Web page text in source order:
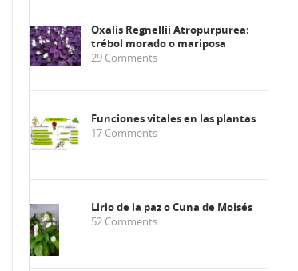
Oxalis Regnellii Atropurpurea:
trébol morado o mariposa
29 Comments
Funciones vitales en las plantas
17 Comments
Lirio de la paz o Cuna de Moisés
52 Comments